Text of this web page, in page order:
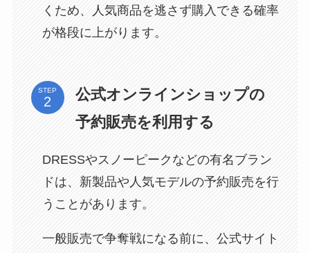
くため、人気商品を逃さず購入できる確率
が格段に上がります。
STEP
公式オンラインショップの
予約販売を利用する
DRESSやスノーピークなどの有名ブラン
ドは、新製品や人気モデルの予約販売を行
うことがあります。
一般販売で争奪戦になる前に、公式サイト